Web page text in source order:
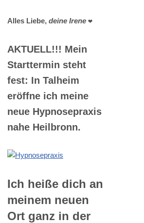
Alles Liebe, deine Irene ❤️
AKTUELL!!! Mein
Starttermin steht
fest: In Talheim
eröffne ich meine
neue Hypnosepraxis
nahe Heilbronn.
Ich heiße dich an
meinem neuen
Ort ganz in der